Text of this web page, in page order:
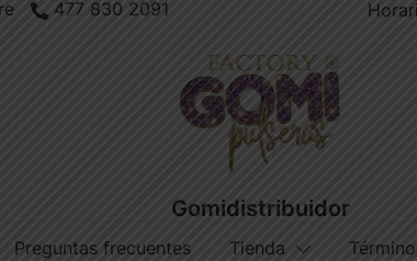
477 830 2091
Gomidistribuidor
Preguntas frecuentes Tienda